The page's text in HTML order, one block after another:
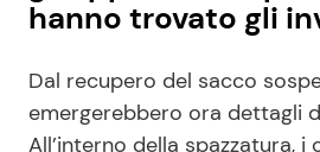
hanno trovato gli
Dal recupero del sacco
emergerebbero ora dettagli
All’interno della spazzatura, i